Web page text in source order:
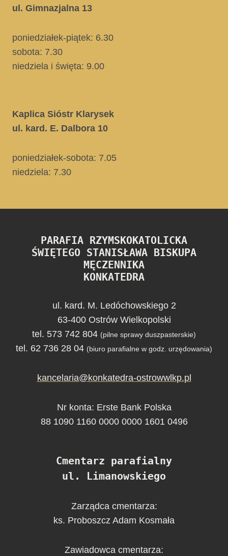
ul. Gimnazjalna 13
poniedziałek-piątek: 6.30
sobota: 7.30
niedziela i święta: 9.00
Kaplica Sióstr Klarysek
ul. kard. E. Dalbora 10
poniedziałek-sobota: 7.05
niedziela: 7.30
PARAFIA RZYMSKOKATOLICKA
ŚWIĘTEGO STANISŁAWA BISKUPA
MĘCZENNIKA
KONKATEDRA
ul. kard. M. Ledóchowskiego 2
63-400 Ostrów Wielkopolski
tel. 573 742 804 (pilne sprawy duszpasterskie)
tel. 62 736 28 04 (biuro parafialne w godz. urzędowania)
kancelaria@konkatedra-ostrowwlkp.pl
Nr konta: Erste Bank Polska
88 1090 1160 0000 0000 1601 0496
Cmentarz parafialny
ul. Limanowskiego
Zarządca cmentarza:
ks. Proboszcz Adam Kosmała
Zawiadowca cmentarza: